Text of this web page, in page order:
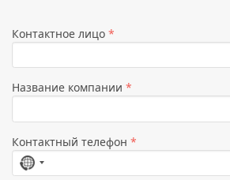
Контактное лицо *
Название компании *
Контактный телефон *
Страна